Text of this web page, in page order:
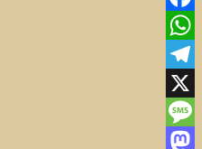
Facebook
WhatsApp
Telegram
X
Message